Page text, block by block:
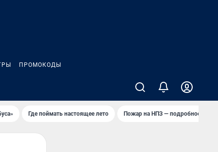
ПРОМОКОДЫ
Где поймать настоящее лето Пожар на НПЗ — подробности